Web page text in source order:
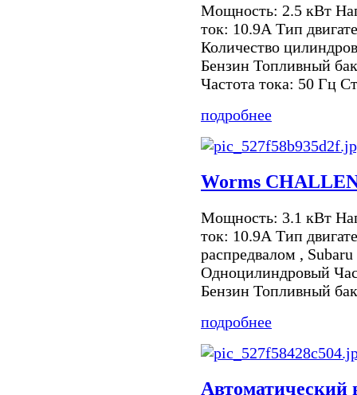
Мощность: 2.5 кВт
ток: 10.9А Тип
Количество
Бензин Топливный
Частота тока: 50 Гц
подробнее
Worms
Мощность: 3.1 кВт
ток: 10.9А Тип
распредвалом ,
Одноцилиндровый
Бензин Топливный
подробнее
Автоматический